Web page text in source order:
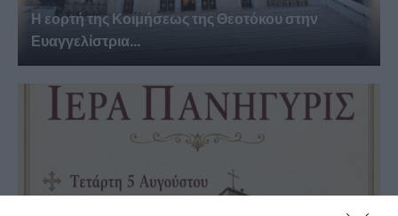
Η εορτή της Κοιμήσεως της Θεοτόκου στην
Ευαγγελίστρια...